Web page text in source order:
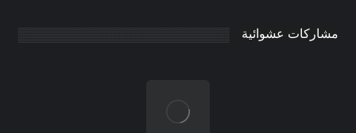
مشاركات عشوائية